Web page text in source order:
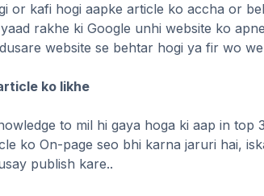
or kafi hogi aapke article ko accha or
rakhe ki Google unhi website ko
website se behtar hogi ya fir wo
ko likhe
to mil hi gaya hoga ki aap in top
ko On-page seo bhi karna jaruri hai,
publish kare..